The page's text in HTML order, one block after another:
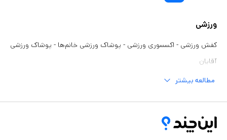
ورزشی
کفش ورزشی - اکسسوری ورزشی - پوشاک ورزشی خانم‌ها - پوشاک ورزشی
آقایان
مطالعه بیشتر